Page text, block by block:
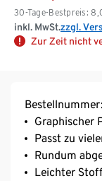
30-Tage-Bestpreis:
inkl. MwSt.zzgl.
Zur Zeit nicht
Graphischer
Passt zu
Rundum
Leichter